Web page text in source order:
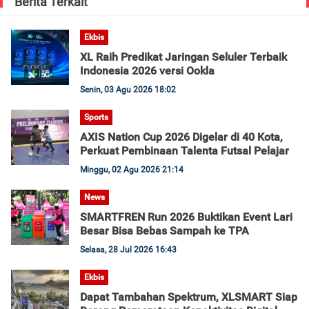
Ekbis
XL Raih Predikat Jaringan Seluler Terbaik
Indonesia 2026 versi Ookla
Senin, 03 Agu 2026 18:02
Sports
AXIS Nation Cup 2026 Digelar di 40 Kota,
Perkuat Pembinaan Talenta Futsal Pelajar
Minggu, 02 Agu 2026 21:14
News
SMARTFREN Run 2026 Buktikan Event Lari
Besar Bisa Bebas Sampah ke TPA
Selasa, 28 Jul 2026 16:43
Ekbis
Dapat Tambahan Spektrum, XLSMART Siap